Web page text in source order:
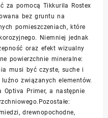
za pomocą Tikkurila Rostex
bez gruntu na
pomieszczeniach, które
Niemniej jednak
oraz efekt wizualny
powierzchnie mineralne:
musi być czyste, suche i
związanych elementów.
Optiva Primer, a następnie
drewnopochodne,